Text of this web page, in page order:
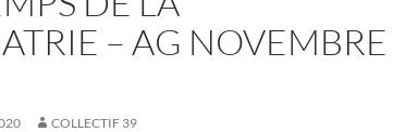
– AG NOVEMBRE
COLLECTIF 39